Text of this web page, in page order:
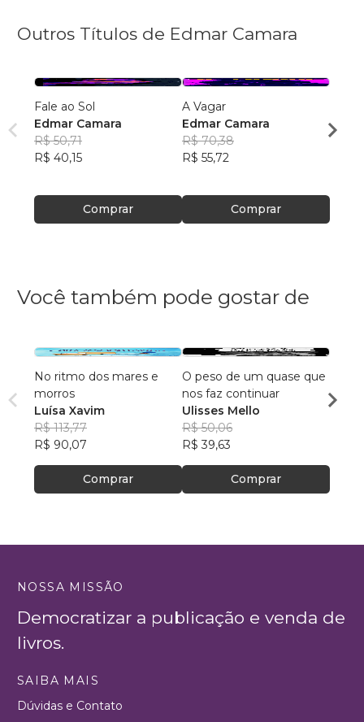
Outros Títulos de Edmar Camara
Fale ao Sol
Edmar Camara
R$ 50,71
R$ 40,15
Comprar
A Vagar
Edmar Camara
R$ 70,38
R$ 55,72
Comprar
R$
Você também pode gostar de
No ritmo dos mares e
morros
Luísa Xavim
R$ 113,77
R$ 90,07
Comprar
O peso de um quase que
nos faz continuar
Ulisses Mello
R$ 50,06
R$ 39,63
Comprar
R$
NOSSA MISSÃO
Democratizar a publicação e venda de
livros.
SAIBA MAIS
Dúvidas e Contato